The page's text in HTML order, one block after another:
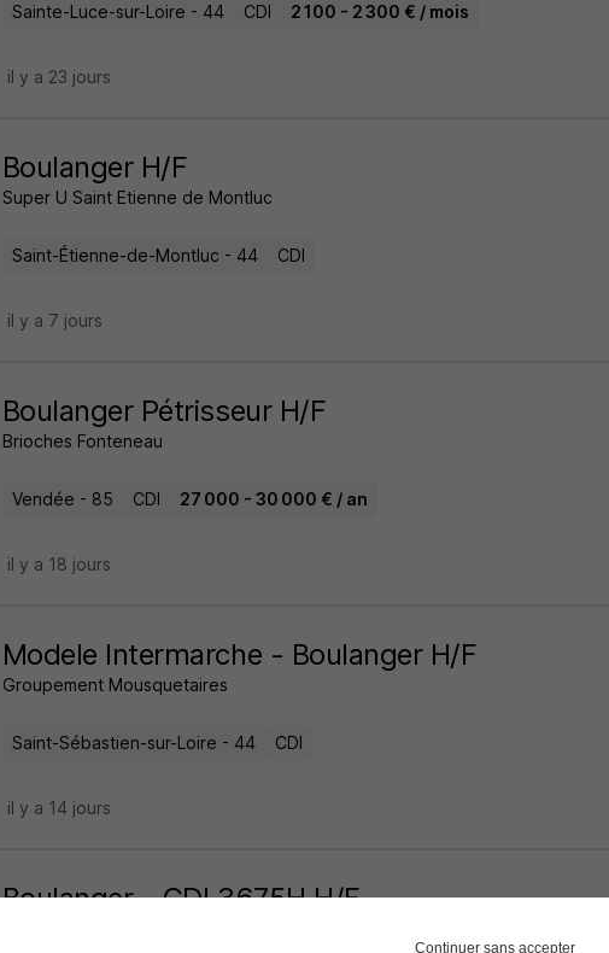
Sainte-Luce-sur-Loire - 44 CDI 2 100 - 2 300 € / mois
il y a 23 jours
Boulanger H/F
Super U Saint Etienne de Montluc
Saint-Étienne-de-Montluc - 44 CDI
il y a 7 jours
Boulanger Pétrisseur H/F
Brioches Fonteneau
Vendée - 85 CDI 27 000 - 30 000 € / an
il y a 18 jours
Modele Intermarche - Boulanger H/F
Groupement Mousquetaires
Saint-Sébastien-sur-Loire - 44 CDI
il y a 14 jours
Boulanger - CDI 3675H H/F
Continuer sans accepter